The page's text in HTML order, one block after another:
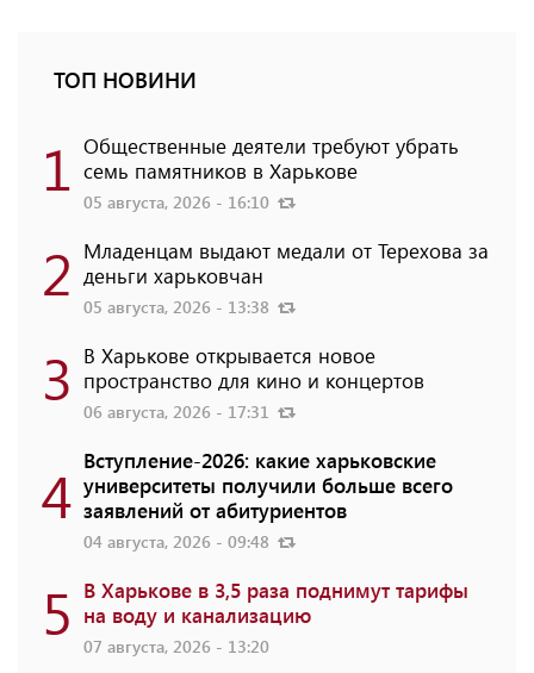
ТОП НОВИНИ
1 Общественные деятели требуют убрать
семь памятников в Харькове
05 августа, 2026 - 16:10
2 Младенцам выдают медали от Терехова за
деньги харьковчан
05 августа, 2026 - 13:38
3 В Харькове открывается новое
пространство для кино и концертов
06 августа, 2026 - 17:31
4 Вступление-2026: какие харьковские
университеты получили больше всего
заявлений от абитуриентов
04 августа, 2026 - 09:48
5 В Харькове в 3,5 раза поднимут тарифы
на воду и канализацию
07 августа, 2026 - 13:20